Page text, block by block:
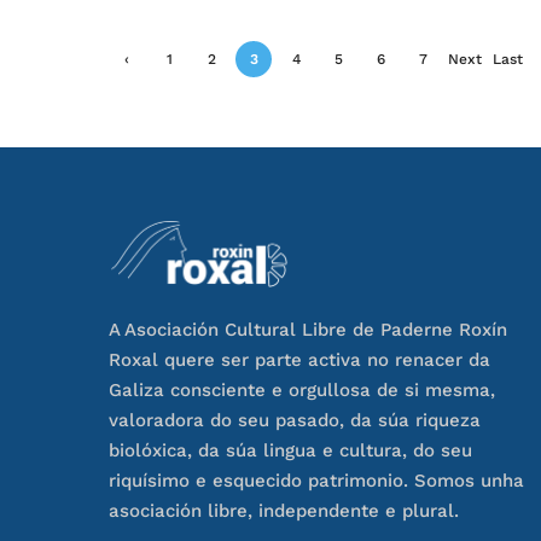
‹ 1 2 3 4 5 6 7 Next Last
A Asociación Cultural Libre de Paderne Roxín
Roxal quere ser parte activa no renacer da
Galiza consciente e orgullosa de si mesma,
valoradora do seu pasado, da súa riqueza
biolóxica, da súa lingua e cultura, do seu
riquísimo e esquecido patrimonio. Somos unha
asociación libre, independente e plural.